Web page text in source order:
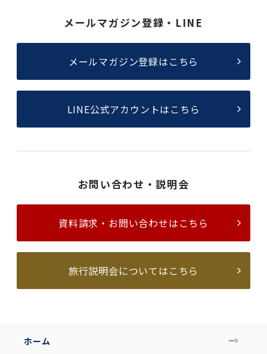
メールマガジン登録・LINE
メールマガジン登録はこちら
LINE公式アカウントはこちら
お問い合わせ・説明会
資料請求・お問い合わせはこちら
旅行説明会についてはこちら
ホーム